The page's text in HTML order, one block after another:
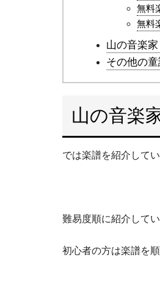
無料
無料
山の音楽
その他の
山の音楽
では楽譜を紹介してい
難易度順に紹介して
初心者の方は楽譜を